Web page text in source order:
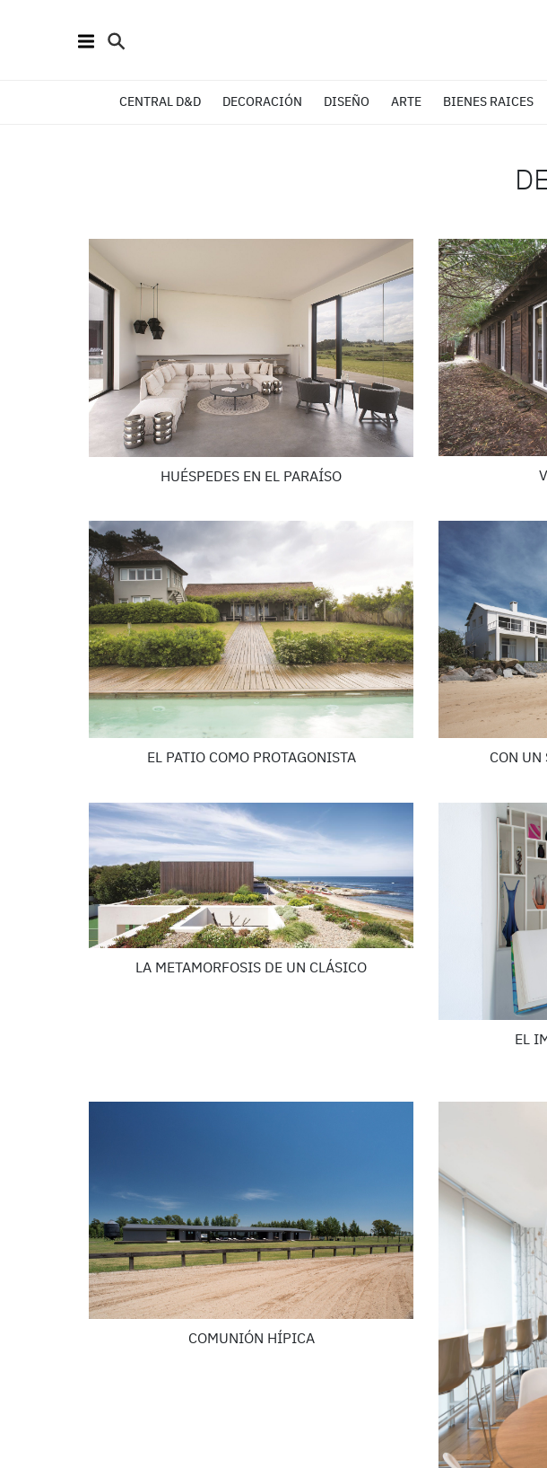
CENTRAL D&D DECORACIÓN DISEÑO ARTE BIENES RAICES
HUÉSPEDES EN EL PARAÍSO
EL PATIO COMO PROTAGONISTA CON UN
LA METAMORFOSIS DE UN CLÁSICO
EL
COMUNIÓN HÍPICA